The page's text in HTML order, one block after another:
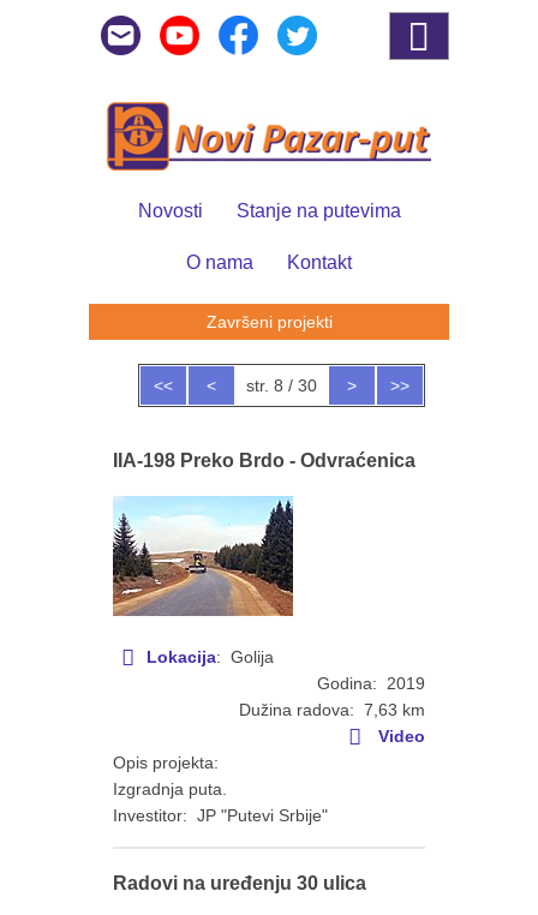
Novosti Stanje na putevima
O nama Kontakt
Završeni projekti
<< < >>
>
str. 8 / 30
IIA-198 Preko Brdo - Odvraćenica
Lokacija: Golija
Godina: 2019
Dužina radova: 7,63 km
Video
Opis projekta:
Izgradnja puta.
Investitor: JP "Putevi Srbije"
Radovi na uređenju 30 ulica